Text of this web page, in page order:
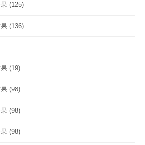
(125)
(136)
(19)
(98)
(98)
(98)